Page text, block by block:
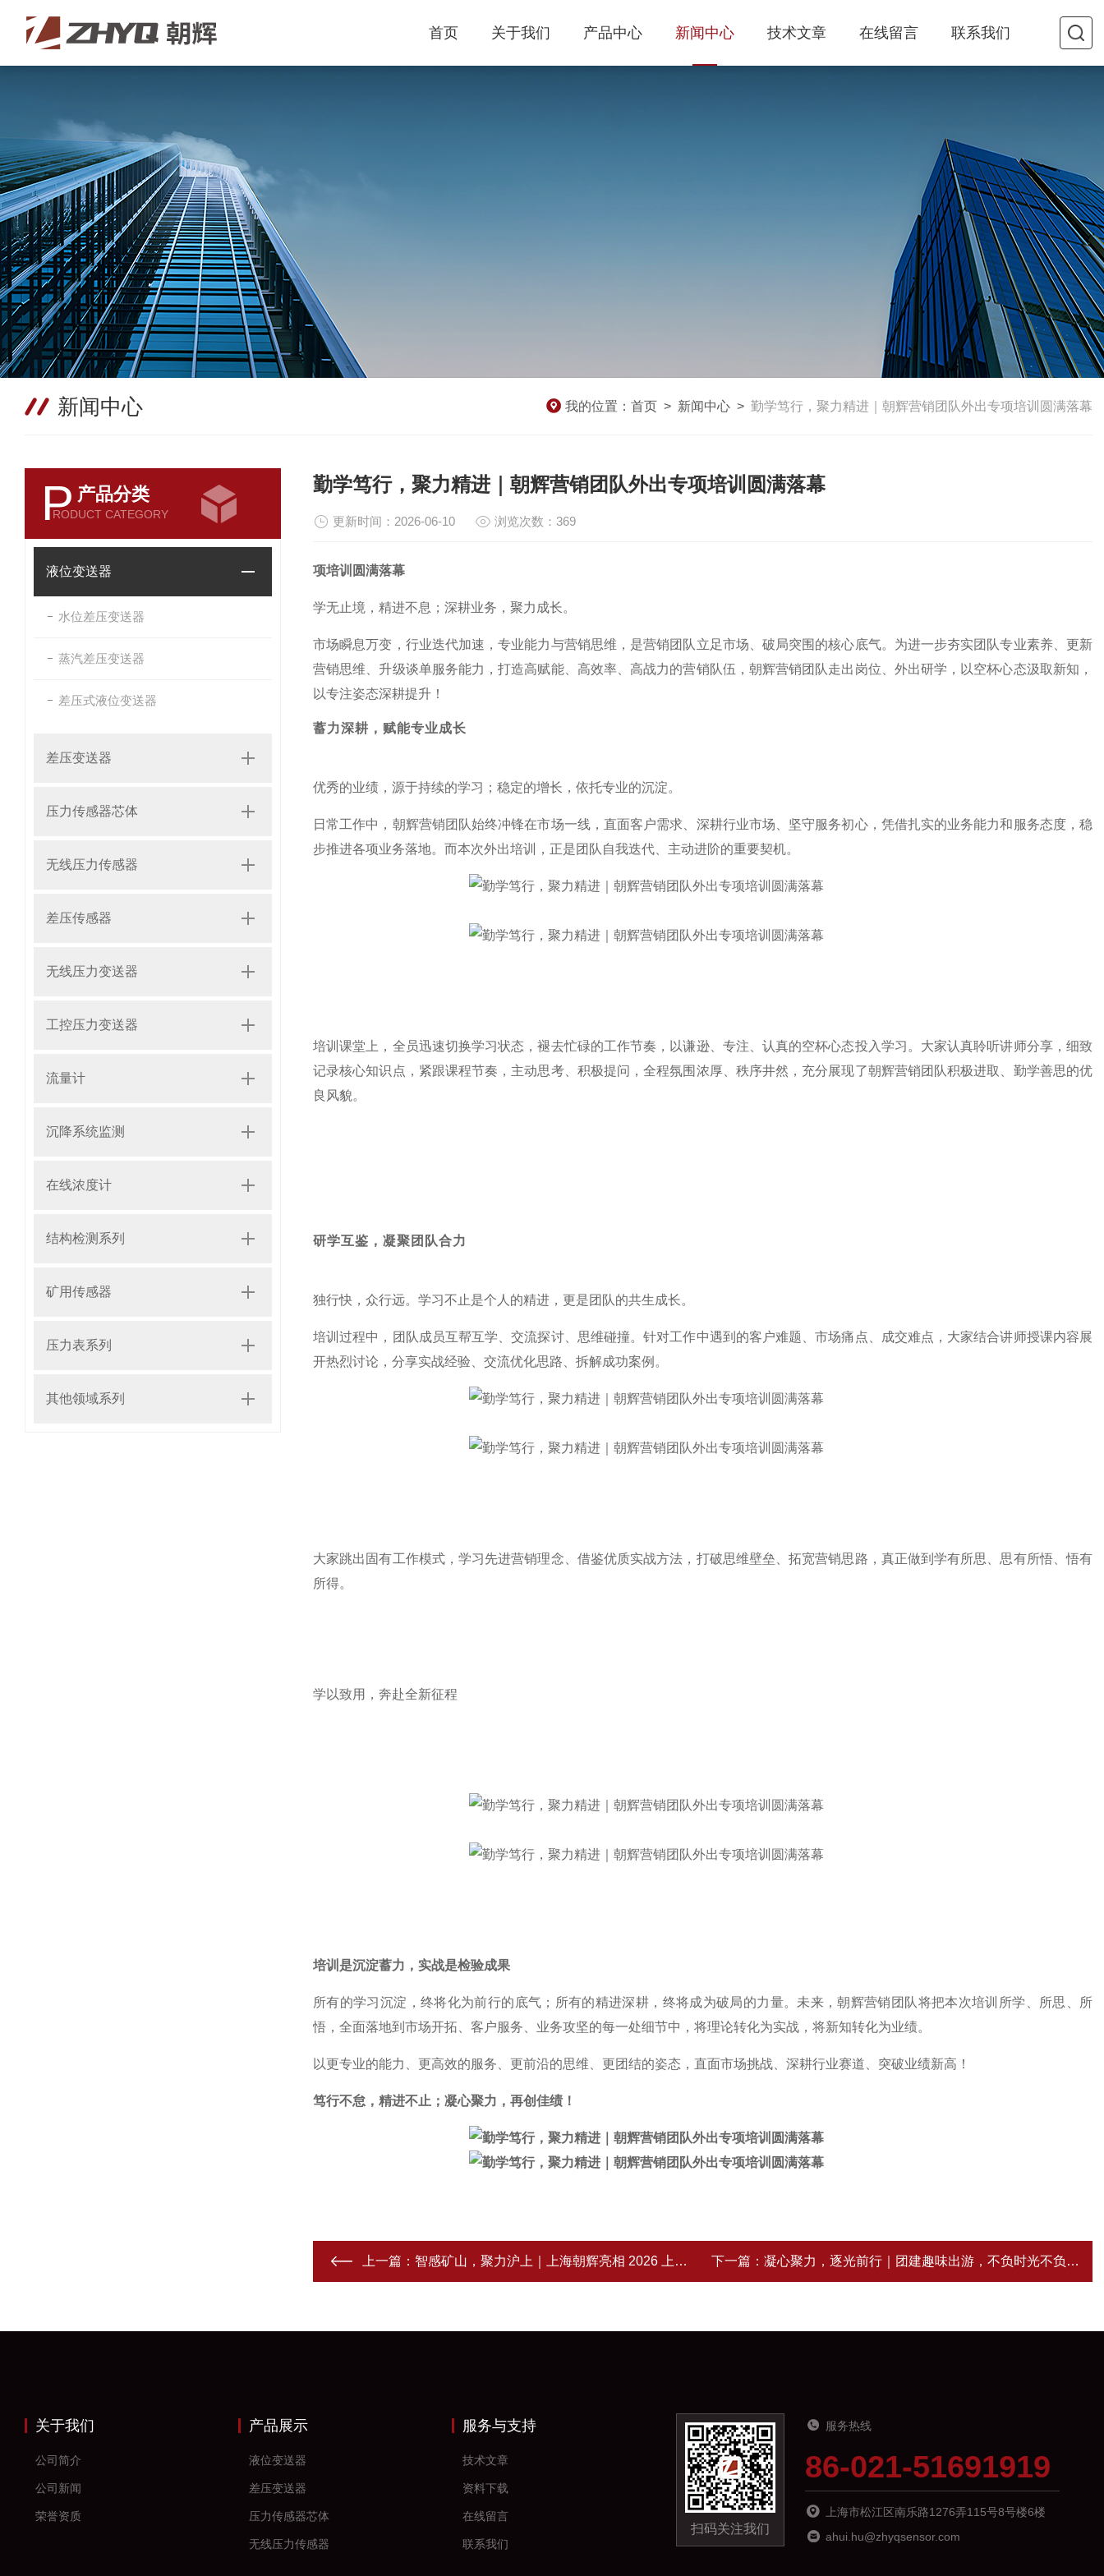
首页 关于我们 产品中心 新闻中心 技术文章 在线留言 联系我们
新闻中心 我的位置： 首页 > 新闻中心 > 勤学笃行，聚力精进｜朝辉营销团队外出专项培训圆满落幕
P 产品分类
RODUCT CATEGORY
液位变送器
水位差压变送器
蒸汽差压变送器
差压式液位变送器
差压变送器
压力传感器芯体
无线压力传感器
差压传感器
无线压力变送器
工控压力变送器
流量计
沉降系统监测
在线浓度计
结构检测系列
矿用传感器
压力表系列
其他领域系列
勤学笃行，聚力精进｜朝辉营销团队外出专项培训圆满落幕
更新时间：2026-06-10 浏览次数：369
项培训圆满落幕
学无止境，精进不息；深耕业务，聚力成长。
市场瞬息万变，行业迭代加速，专业能力与营销思维，是营销团队立足市场、破局突围的核心底气。为进一步夯实团队专业素养、更新
营销思维、升级谈单服务能力，打造高赋能、高效率、高战力的营销队伍，朝辉营销团队走出岗位、外出研学，以空杯心态汲取新知，
以专注姿态深耕提升！
蓄力深耕，赋能专业成长
优秀的业绩，源于持续的学习；稳定的增长，依托专业的沉淀。
日常工作中，朝辉营销团队始终冲锋在市场一线，直面客户需求、深耕行业市场、坚守服务初心，凭借扎实的业务能力和服务态度，稳
步推进各项业务落地。而本次外出培训，正是团队自我迭代、主动进阶的重要契机。
培训课堂上，全员迅速切换学习状态，褪去忙碌的工作节奏，以谦逊、专注、认真的空杯心态投入学习。大家认真聆听讲师分享，细致
记录核心知识点，紧跟课程节奏，主动思考、积极提问，全程氛围浓厚、秩序井然，充分展现了朝辉营销团队积极进取、勤学善思的优
良风貌。
研学互鉴，凝聚团队合力
独行快，众行远。学习不止是个人的精进，更是团队的共生成长。
培训过程中，团队成员互帮互学、交流探讨、思维碰撞。针对工作中遇到的客户难题、市场痛点、成交难点，大家结合讲师授课内容展
开热烈讨论，分享实战经验、交流优化思路、拆解成功案例。
大家跳出固有工作模式，学习先进营销理念、借鉴优质实战方法，打破思维壁垒、拓宽营销思路，真正做到学有所思、思有所悟、悟有
所得。
学以致用，奔赴全新征程
培训是沉淀蓄力，实战是检验成果
所有的学习沉淀，终将化为前行的底气；所有的精进深耕，终将成为破局的力量。未来，朝辉营销团队将把本次培训所学、所思、所
悟，全面落地到市场开拓、客户服务、业务攻坚的每一处细节中，将理论转化为实战，将新知转化为业绩。
以更专业的能力、更高效的服务、更前沿的思维、更团结的姿态，直面市场挑战、深耕行业赛道、突破业绩新高！
笃行不怠，精进不止；凝心聚力，再创佳绩！
上一篇： 智感矿山，聚力沪上｜上海朝辉亮相 2026 上海世界煤炭工业博览会，现场高光全记录 下一篇： 凝心聚力，逐光前行｜团建趣味出游，不负时光不负韶华
关于我们
公司简介
公司新闻
荣誉资质
产品展示
液位变送器
差压变送器
压力传感器芯体
无线压力传感器
服务与支持
技术文章
资料下载
在线留言
联系我们
扫码关注我们
服务热线
86-021-51691919
上海市松江区南乐路1276弄115号8号楼6楼
ahui.hu@zhyqsensor.com